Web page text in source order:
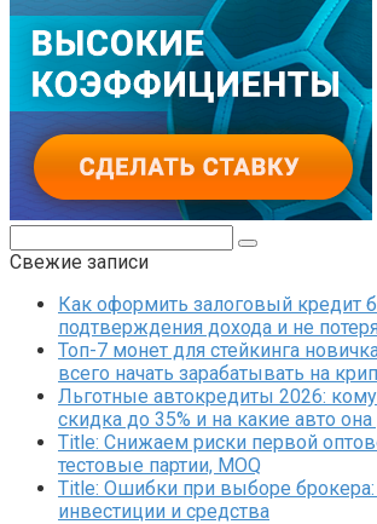
Свежие записи
Как оформить залоговый кредит
подтверждения дохода и не
Топ-7 монет для стейкинга
всего начать зарабатывать на
Льготные автокредиты 2026:
скидка до 35% и на какие авто
Title: Снижаем риски первой
тестовые партии, MOQ
Title: Ошибки при выборе брокера:
инвестиции и средства